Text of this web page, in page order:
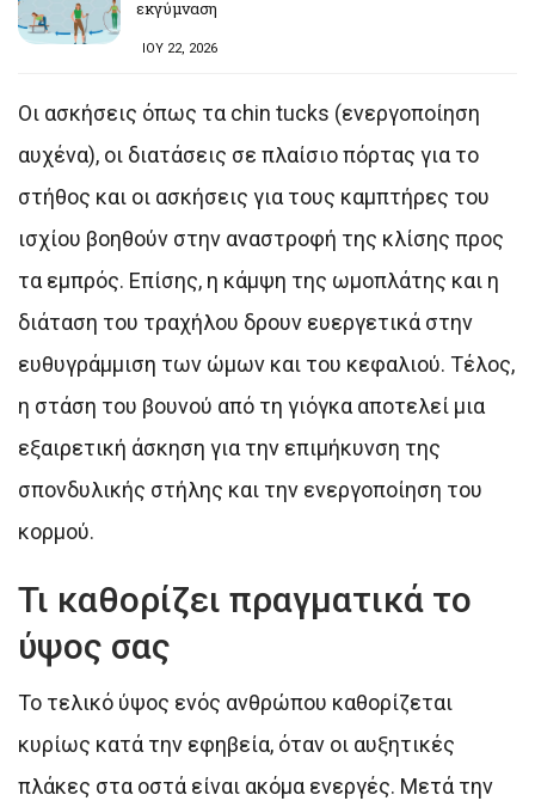
εκγύμναση
ΙΟΥ 22, 2026
Οι ασκήσεις όπως τα chin tucks (ενεργοποίηση
αυχένα), οι διατάσεις σε πλαίσιο πόρτας για το
στήθος και οι ασκήσεις για τους καμπτήρες του
ισχίου βοηθούν στην αναστροφή της κλίσης προς
τα εμπρός. Επίσης, η κάμψη της ωμοπλάτης και η
διάταση του τραχήλου δρουν ευεργετικά στην
ευθυγράμμιση των ώμων και του κεφαλιού. Τέλος,
η στάση του βουνού από τη γιόγκα αποτελεί μια
εξαιρετική άσκηση για την επιμήκυνση της
σπονδυλικής στήλης και την ενεργοποίηση του
κορμού.
Τι καθορίζει πραγματικά το
ύψος σας
Το τελικό ύψος ενός ανθρώπου καθορίζεται
κυρίως κατά την εφηβεία, όταν οι αυξητικές
πλάκες στα οστά είναι ακόμα ενεργές. Μετά την